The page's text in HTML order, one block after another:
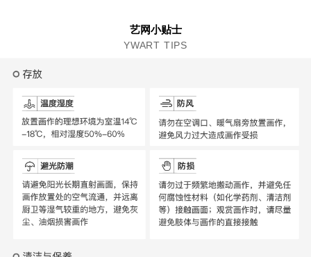
艺网小贴士
YWART TIPS